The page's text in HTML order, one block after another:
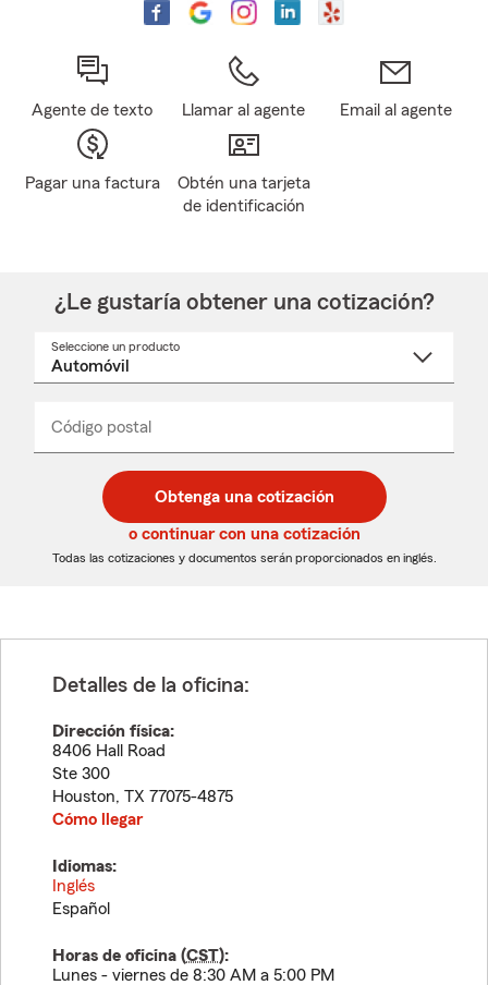
Agente de texto Llamar al agente Email al agente
Pagar una factura
Obtén una tarjeta
de identificación
¿Le gustaría obtener una cotización?
Seleccione un producto
desplegable
Código postal
de
5
dígitos
de
5
dígitos
_____
Obtenga una cotización
o continuar con una cotización
Todas las cotizaciones y documentos serán proporcionados en inglés.
Detalles de la oficina:
Dirección física:
8406 Hall Road
Ste 300
Houston, TX 77075-4875
Cómo llegar
Idiomas:
Inglés
Español
Horas de oficina (CST):
Lunes - viernes de 8:30 AM a 5:00 PM